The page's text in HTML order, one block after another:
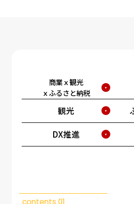
商業ｘ観光
ｘふるさと納税
観光
DX推進
contents 01